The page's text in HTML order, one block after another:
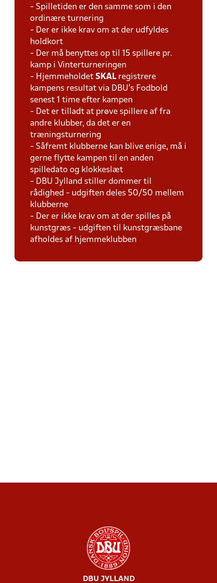
- Spilletiden er den samme som i den
ordinære turnering
- Der er ikke krav om at der udfyldes
holdkort
- Der må benyttes op til 15 spillere pr.
kamp i Vinterturneringen
- Hjemmeholdet SKAL registrere
kampens resultat via DBU's Fodbold
senest 1 time efter kampen
- Det er tilladt at prøve spillere af fra
andre klubber, da det er en
træningsturnering
- Såfremt klubberne kan blive enige, må i
gerne flytte kampen til en anden
spilledato og klokkeslæt
- DBU Jylland stiller dommer til
rådighed - udgiften deles 50/50 mellem
klubberne
- Der er ikke krav om at der spilles på
kunstgræs - udgiften til kunstgræsbane
afholdes af hjemmeklubben
DBU JYLLAND